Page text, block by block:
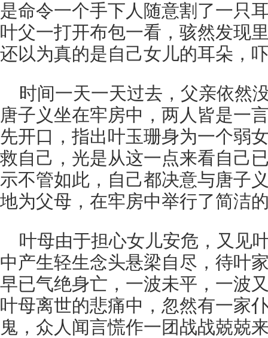
是命令一个手下人随意割了一只
叶父一打开布包一看，骇然发现
还以为真的是自己女儿的耳朵，
时间一天一天过去，父亲依然
唐子义坐在牢房中，两人皆是一
先开口，指出叶玉珊身为一个弱
救自己，光是从这一点来看自己
示不管如此，自己都决意与唐子
地为父母，在牢房中举行了简洁
叶母由于担心女儿安危，又见
中产生轻生念头悬梁自尽，待叶
早已气绝身亡，一波未平，一波
叶母离世的悲痛中，忽然有一家
鬼，众人闻言慌作一团战战兢兢